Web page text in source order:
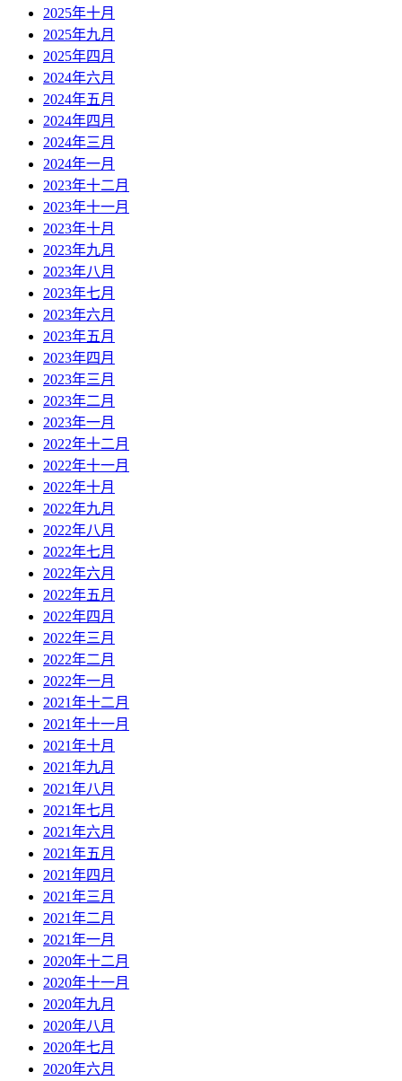
2025年十月
2025年九月
2025年四月
2024年六月
2024年五月
2024年四月
2024年三月
2024年一月
2023年十二月
2023年十一月
2023年十月
2023年九月
2023年八月
2023年七月
2023年六月
2023年五月
2023年四月
2023年三月
2023年二月
2023年一月
2022年十二月
2022年十一月
2022年十月
2022年九月
2022年八月
2022年七月
2022年六月
2022年五月
2022年四月
2022年三月
2022年二月
2022年一月
2021年十二月
2021年十一月
2021年十月
2021年九月
2021年八月
2021年七月
2021年六月
2021年五月
2021年四月
2021年三月
2021年二月
2021年一月
2020年十二月
2020年十一月
2020年九月
2020年八月
2020年七月
2020年六月